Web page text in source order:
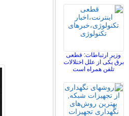
وزیر ارتباطات: قطعی
برق یکی از علل اختلالات
تلفن همراه است